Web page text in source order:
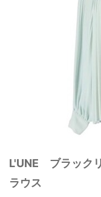
L'UNE ブラック
ラウス